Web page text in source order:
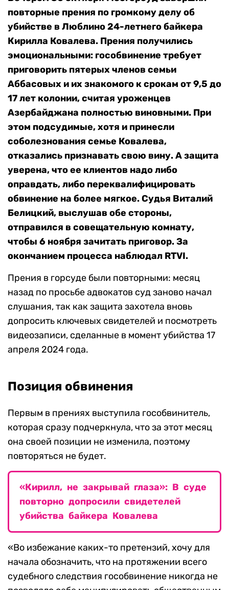
повторные прения по громкому делу об
убийстве в Люблино 24-летнего байкера
Кирилла Ковалева. Прения получились
эмоциональными: гособвинение требует
приговорить пятерых членов семьи
Аббасовых и их знакомого к срокам от 9,5 до
17 лет колонии, считая уроженцев
Азербайджана полностью виновными. При
этом подсудимые, хотя и принесли
соболезнования семье Ковалева,
отказались признавать свою вину. А защита
уверена, что ее клиентов надо либо
оправдать, либо переквалифицировать
обвинение на более мягкое. Судья Виталий
Белицкий, выслушав обе стороны,
отправился в совещательную комнату,
чтобы 6 ноября зачитать приговор. За
окончанием процесса наблюдал RTVI.
Прения в горсуде были повторными: месяц
назад по просьбе адвокатов суд заново начал
слушания, так как защита захотела вновь
допросить ключевых свидетелей и посмотреть
видеозаписи, сделанные в момент убийства 17
апреля 2024 года.
Позиция обвинения
Первым в прениях выступила гособвинитель,
которая сразу подчеркнула, что за этот месяц
она своей позиции не изменила, поэтому
повторяться не будет.
«Кирилл, не закрывай глаза»: В суде
повторно допросили свидетелей
убийства байкера Ковалева
«Во избежание каких-то претензий, хочу для
начала обозначить, что на протяжении всего
судебного следствия гособвинение никогда не